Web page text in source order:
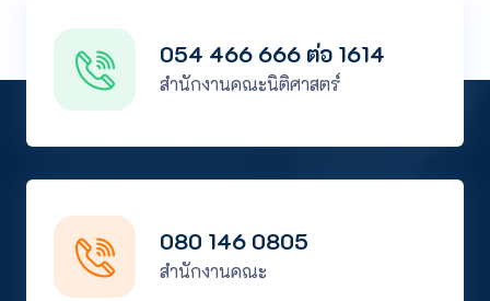
054 466 666 ต่อ 1614
สำนักงานคณะนิติศาสตร์
080 146 0805
สำนักงานคณะ